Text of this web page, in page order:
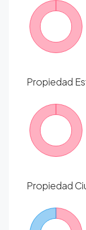
Propiedad
Propiedad